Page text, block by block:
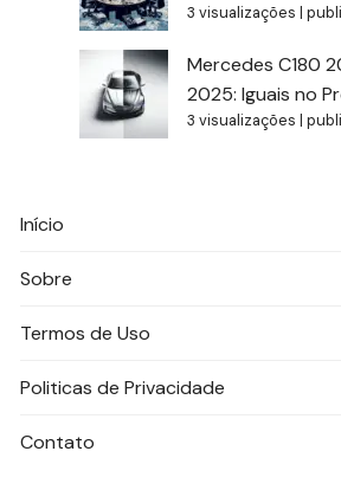
3 visualizações |
Mercedes C180
2025: Iguais no
3 visualizações |
Início
Sobre
Termos de Uso
Politicas de Privacidade
Contato